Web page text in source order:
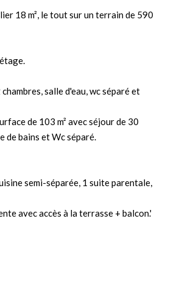
18 m², le tout sur un terrain de 590
salle d'eau, wc séparé et
de 103 m² avec séjour de 30
de bains et Wc séparé.
semi-séparée, 1 suite parentale,
avec accès à la terrasse + balcon.'